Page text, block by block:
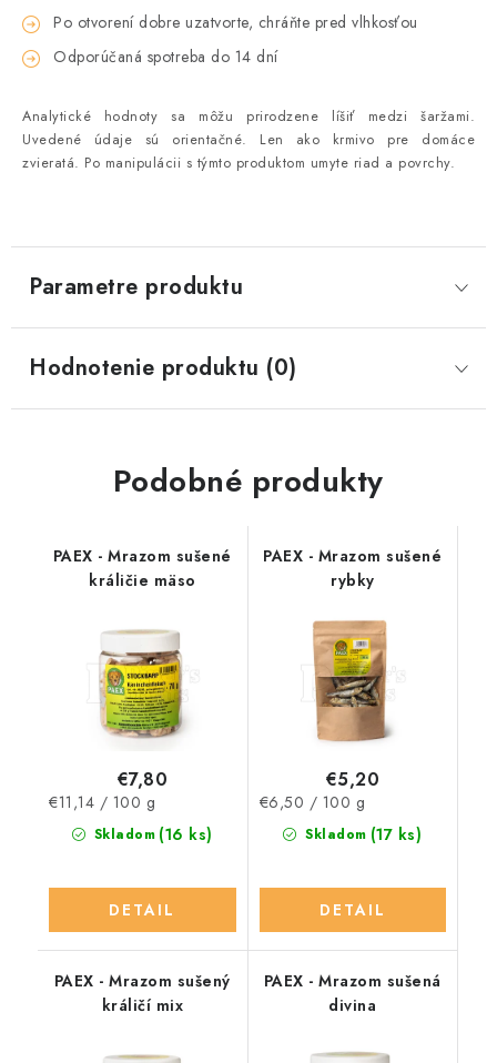
Po otvorení dobre uzatvorte, chráňte pred vlhkosťou
Odporúčaná spotreba do 14 dní
Analytické hodnoty sa môžu prirodzene líšiť medzi šaržami.
Uvedené údaje sú orientačné. Len ako krmivo pre domáce
zvieratá. Po manipulácii s týmto produktom umyte riad a povrchy.
Parametre produktu
Hodnotenie produktu (0)
Podobné produkty
PAEX - Mrazom sušené
králičie mäso
Skladom (16 ks)
€7,80
Jednotková
cena:
€11,14 / 100 g
DETAIL
PAEX - Mrazom sušené
rybky
Skladom (17 ks)
€5,20
Jednotková
cena:
€6,50 / 100 g
DETAIL
PAEX - Mrazom sušený
králičí mix
PAEX - Mrazom sušená
divina